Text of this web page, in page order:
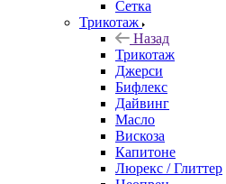
Сетка
Трикотаж
Назад
Трикотаж
Джерси
Бифлекс
Дайвинг
Масло
Вискоза
Капитоне
Люрекс / Глиттер